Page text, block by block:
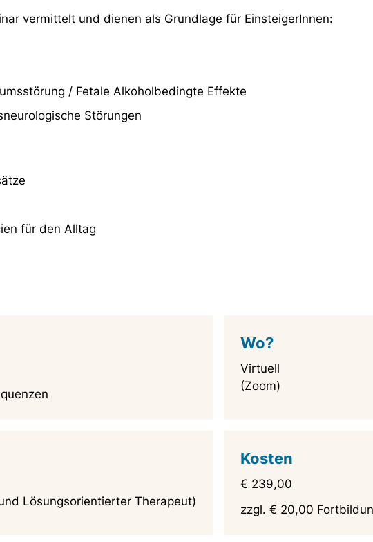
vermittelt und dienen als Grundlage für EinsteigerInnen:
/ Fetale Alkoholbedingte Effekte
Störungen
für den Alltag
Wo?
Virtuell
(Zoom)
Lösungsorientierter Therapeut)
Kosten
€ 239,00
zzgl. € 20,00